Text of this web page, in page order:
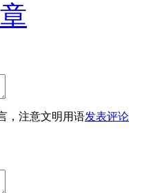
，注意文明用语发表评论